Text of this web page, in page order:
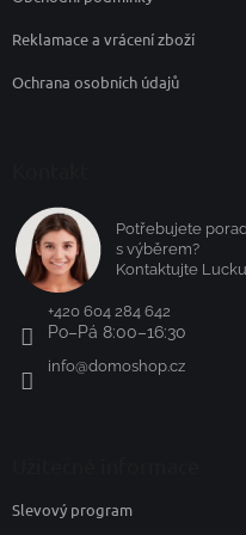
Reklamace a vrácení zboží
Ochrana osobních údajů
Potřebujete
s výběrem?
Kontaktujte Lucku
info@domoshop.cz
+420 604 284 642
Po–Pá 8:00–16:30
Slevový program